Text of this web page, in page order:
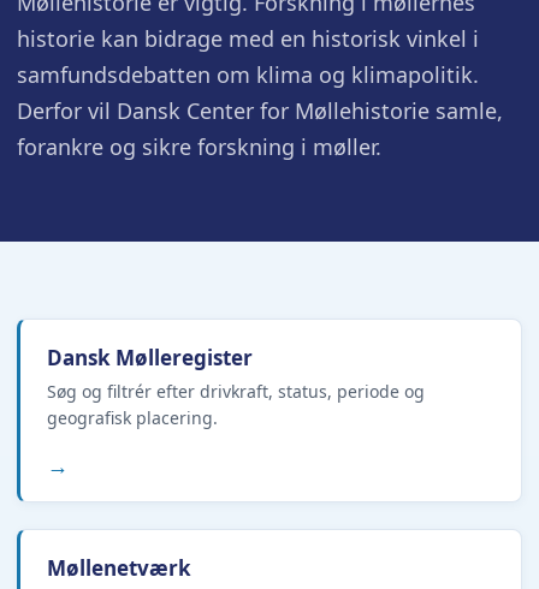
historie kan bidrage med en historisk vinkel i
samfundsdebatten om klima og klimapolitik.
Derfor vil Dansk Center for Møllehistorie samle,
forankre og sikre forskning i møller.
Dansk Mølleregister
Søg og filtrér efter drivkraft, status, periode og
geografisk placering.
→
Møllenetværk